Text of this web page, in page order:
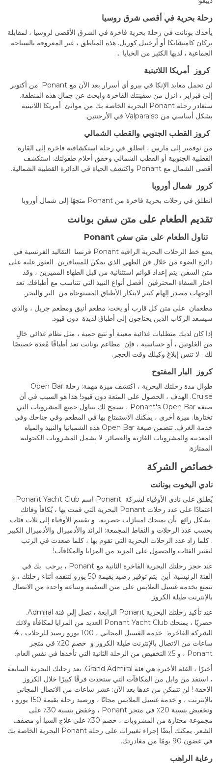
رحلة بحرية في أقصى شرق روسيا
يأخذك بونانت في رحلة بحرية فاخرة في الشرق الأقصى لروسيا ، لمقابلة
بركان كامتشاتكا أو أرخبيل كوريل. هذه المناطق ، غير المعروفة بالسياحة
الجماعية ، لديها الكثير من الخبايا …
كروز أمريكا اللاتينية
لن تحمل معابد الإنكا في بيرو أي أسرار بعد الآن مع Ponant. من أكتوبر
إلى فبراير ، انزل من سفينتك الفاخرة وابحث عن جمال هذه المنطقة.
ستغادر رحلة Ponant البحرية الخاصة بك من موانئ أمريكا اللاتينية
بشكل أساسي من Valparaiso في الأرجنتين.
كروز القطب الجنوبي والقطب الشمالي
من نوفمبر إلى مارس ، انطلق في رحلة استكشافية فاخرة إلى القارة
القطبية الجنوبية أو القطب الشمالي وحقق أحلام طفولتك. استكشف
أقصى الشمال مع Ponant واكتشف الحياة في الدائرة القطبية الشمالية.
كروز شمال أوروبا
انطلق في رحلات بحرية فاخرة من Ponant متجهًا إلى شمال أوروبا
تقديم الطعام على متن سفن بونانت
تناول الطعام على متن سفن Ponant
يضع خط الرحلات البحرية الراقية Ponant فرنسا التقاليد الفرنسية في
دائرة الضوء من خلال فن الطهي الذي يمكن للمسافرين العثور عليه على
متن السفن. يتم إعداد قوائم استثنائية من قبل الطهاة المميزين ، وقد
اختار السقاة المحترفين أفضل أنواع النبيذ التي تتناسب مع أطباقك. تعد
الوجهات مصدر إلهام كبير لابتكار الأطباق المستوحاة من البر والبحر.
مطعمان على متن كل قارب أو يخت: مطعم أنيق ومطعم جريل ، والذي
سيسعد الركاب الذين يحتاجون إلى أطباق لذيذة دون قيود.
إذا كان لديك متطلبات غذائية معينة أو تتبع حمية ، مثل نظام غذائي خالٍ
من الغلوتين ، أو حساسية ، فإن مطاعم بونانت تعد أطباقًا مُعدة خصيصًا
لك . لا تنس إبلاغ وكيلك وقت الحجز.
كروز البار المفتوح
طوال مدة رحلتك البحرية ، اكتشف ميزة مهمة: رحلة Open Bar
Cruise. الهدف ، الحصول على المتعة دون قيود! هذا هو السبب في أن
صيغة Ponant's Open Bar ، تسمح لك بتناول جميع المشروبات التي
تختارها. ميزة أخرى ، يمكنك الاستمتاع بها في المطعم وفي جناحك وفي
خدمة الغرف. تتضمن صيغة Open Bar هذه الشمبانيا والنبيذ والمياه
المعدنية والمشروبات الغازية والعصائر. لا يشمل المشروبات الكحولية
الممتازة.
خصائص الشركة
نادي اليخوت بونانت
يُطلق على نادي الأوفياء لشركة Ponant اسم Ponant Yacht Club.
اعتمادًا على عدد رحلات Ponant البحرية التي قمت بها ، يُكافأ وفائك
بشكل رائع بأن يمنحك امتيازات حصرية. و يقسم الأوفياء إلى ثلاث فئات
بحسب عدد الرحلات و النقاط المجمعة: الرائد والأدميرال والأدميرال الكبير
. كلما زاد عدد الرحلات البحرية التي تقوم بها ، كلما صعدت في الرتب
لتغيير الفئات والحصول على المزيد من المزايا والمكافآت!
عند حجز رحلتك البحرية الفاخرة الثانية مع Ponant ، يرحب بك في
الفئة الرئيسية. أين يتم توفير رصيد بقيمة 50 يورو لتنفقه أثناء رحلتك ، و
تتمتع بخدمة غسيل الملابس على متن السفينة وساعة واحدة من الاتصال
بالإنترنت طيلة الكروز.
عند تأكيد رحلتك البحرية Ponant الرابعة ، تصل إلى فئة Admiral.
حصريًا ، يمنحك Ponant Yacht Club العديد من المزايا لمكافأة ولائك
للشركة الفاخرة: خدمة الغسيل المجاني ، 100 يورو رصيد للرحلات ، 4
ساعات من الاتصال بالإنترنت طيلة الكروز و خصم 20٪ في متجر
Ponant ، و 5٪ التخفيض من الرحلة الثانية التي تأخذها في نفس العام.
أخيرًا ، الفئة الأخيرة هي فئة Grand Admiral. بعد رحلتك البحرية السابعة
، استفد من وابل من المكافآت التي ستحدث فرقًا كبيرًا خلال الكروز
الاحقة ! لن تتمكن من عدها بعد الآن: عشر ساعات من الاتصال المجاني
بالإنترنت ، و خدمة غسيل الملابس مجانًا ، ورصيد رحلة بقيمة 150 يورو ،
وتخفيض بنسبة 20٪ في متجر Ponant ، وخفض بنسبة 30٪ على
مجموعة مختارة من المشروبات ، خصم 30٪ على علاج السبا أو مصفف
الشعر. يمكنك أيضًا إجراء تغييرات على رحلة Ponant البحرية الخاصة بك
في غضون 90 يومًا من مغادرتك.
رعاية الراهب